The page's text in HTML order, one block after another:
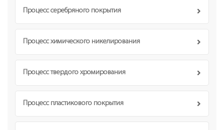
Процесс серебряного покрытия
Процесс химического никелирования
Процесс твердого хромирования
Процесс пластикового покрытия